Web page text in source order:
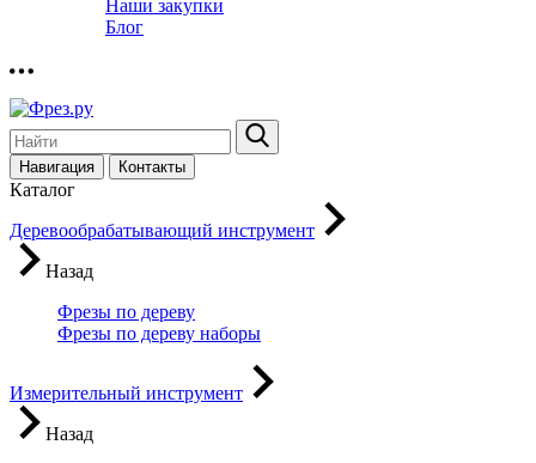
Наши закупки
Блог
Навигация Контакты
Каталог
Деревообрабатывающий инструмент
Назад
Фрезы по дереву
Фрезы по дереву наборы
Измерительный инструмент
Назад